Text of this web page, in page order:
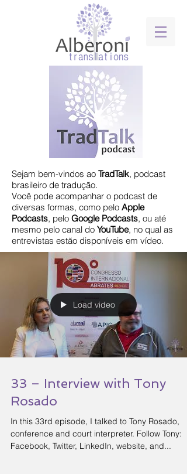
Sejam bem-vindos ao TradTalk, podcast
brasileiro de tradução.
​Você pode acompanhar o podcast de
diversas formas, como pelo Apple
Podcasts, pelo Google Podcasts, ou até
mesmo pelo canal do YouTube, no qual as
entrevistas estão disponíveis em vídeo.
Load video
33 – Interview with Tony
Rosado
In this 33rd episode, I talked to Tony Rosado,
conference and court interpreter. Follow Tony:
Facebook, Twitter, LinkedIn, website, and...